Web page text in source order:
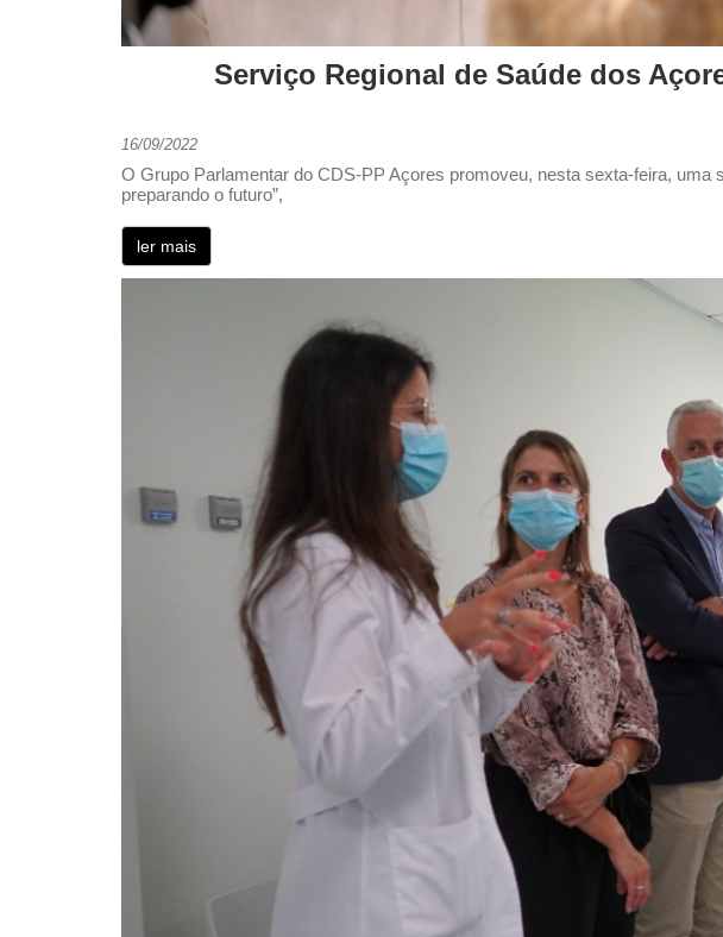
Serviço Regional de Saúde dos
16/09/2022
O Grupo Parlamentar do CDS-PP Açores promoveu, nesta sexta-feira, uma
preparando o futuro”,
ler mais